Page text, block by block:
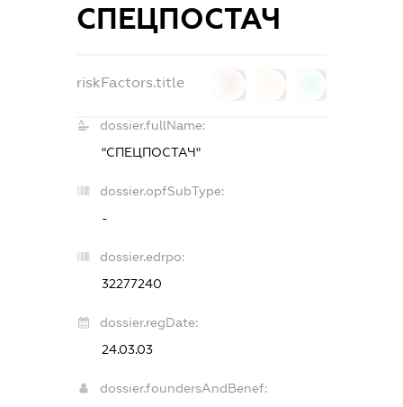
СПЕЦПОСТАЧ
riskFactors.title
dossier.fullName:
"СПЕЦПОСТАЧ"
dossier.opfSubType:
-
dossier.edrpo:
32277240
dossier.regDate:
24.03.03
dossier.foundersAndBenef: